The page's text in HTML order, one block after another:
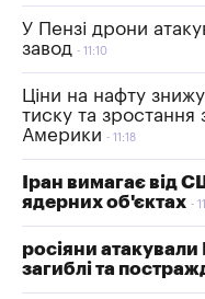
У Пензі дрони
завод
11:10
Ціни на нафту
тиску та зростання
Америки
11:18
Іран вимагає від
ядерних об'єктах
росіяни
загиблі та